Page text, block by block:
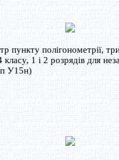
пункту полігонометрії,
класу, 1 і 2 розрядів для
У15н)